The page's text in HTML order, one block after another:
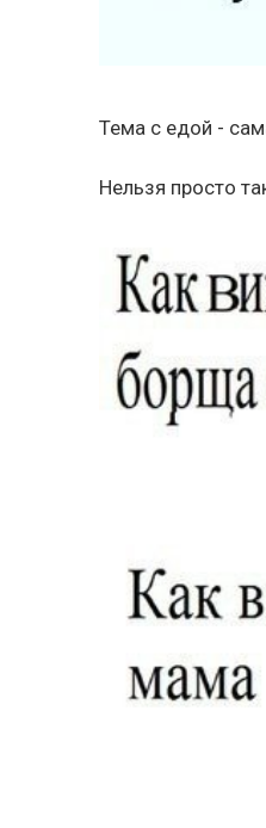
Тема с едой -
Нельзя просто